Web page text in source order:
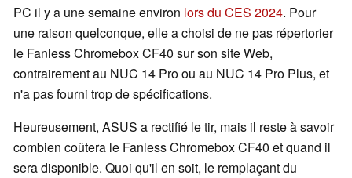
PC il y a une semaine environ lors du CES 2024. Pour
une raison quelconque, elle a choisi de ne pas répertorier
le Fanless Chromebox CF40 sur son site Web,
contrairement au NUC 14 Pro ou au NUC 14 Pro Plus, et
n'a pas fourni trop de spécifications.
Heureusement, ASUS a rectifié le tir, mais il reste à savoir
combien coûtera le Fanless Chromebox CF40 et quand il
sera disponible. Quoi qu'il en soit, le remplaçant du